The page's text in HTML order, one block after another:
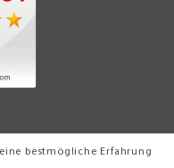
bestmögliche Erfahrung